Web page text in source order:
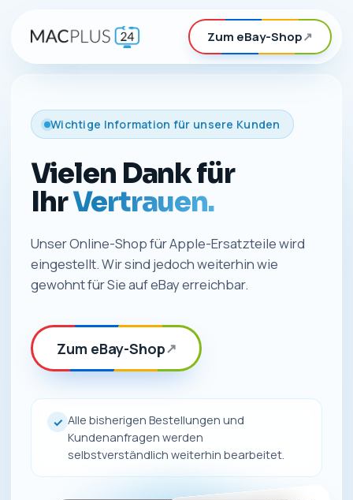
Zum eBay-Shop↗
Wichtige Information für unsere Kunden
Vielen Dank für
IhrVertrauen.
Unser Online-Shop für Apple-Ersatzteile wird
eingestellt. Wir sind jedoch weiterhin wie
gewohnt für Sie auf eBay erreichbar.
Zum eBay-Shop↗
✓ Alle bisherigen Bestellungen und
Kundenanfragen werden
selbstverständlich weiterhin bearbeitet.